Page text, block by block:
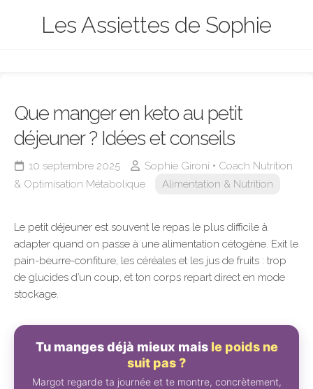
Les Assiettes de Sophie
Que manger en keto au petit
déjeuner ? Idées et conseils
10 septembre 2025
Sophie Gironi • Coach Nutrition
& Optimisation Métabolique
Alimentation & Nutrition
Le petit déjeuner est souvent le repas le plus difficile à
adapter quand on passe à une alimentation cétogène. Exit le
pain-beurre-confiture, les céréales et les jus de fruits : trop
de glucides d’un coup, et ton corps repart direct en mode
stockage.
Tu manges déjà mieux mais le poids ne
suit pas ?
Margot regarde ta journée et te montre, concrètement,